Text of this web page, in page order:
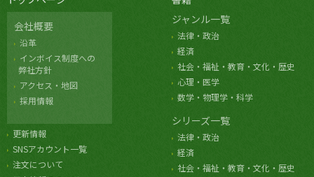
会社概要
沿革
インボイス制度への
弊社方針
アクセス・地図
採用情報
更新情報
SNSアカウント一覧
注文について
ジャンル一覧
法律・政治
経済
社会・福祉・教育・文化・歴史
心理・医学
数学・物理学・科学
シリーズ一覧
法律・政治
経済
社会・福祉・教育・文化・歴史